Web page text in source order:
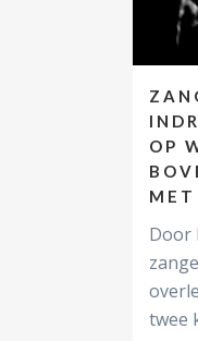
OP
MET
Door
twee